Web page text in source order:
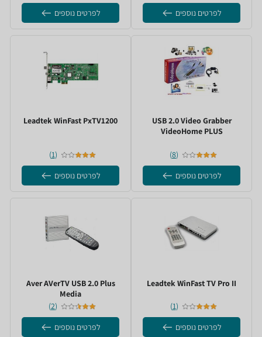
לפרטים נוספים
לפרטים נוספים
USB 2.0 Video Grabber
PLUS ‏VideoHome
(
8
)
לפרטים נוספים
WinFast PxTV1200 ‏Leadtek
(
1
)
לפרטים נוספים
WinFast TV Pro II ‏Leadtek
(
1
)
לפרטים נוספים
AVerTV USB 2.0 Plus ‏Aver
Media
(
2
)
לפרטים נוספים